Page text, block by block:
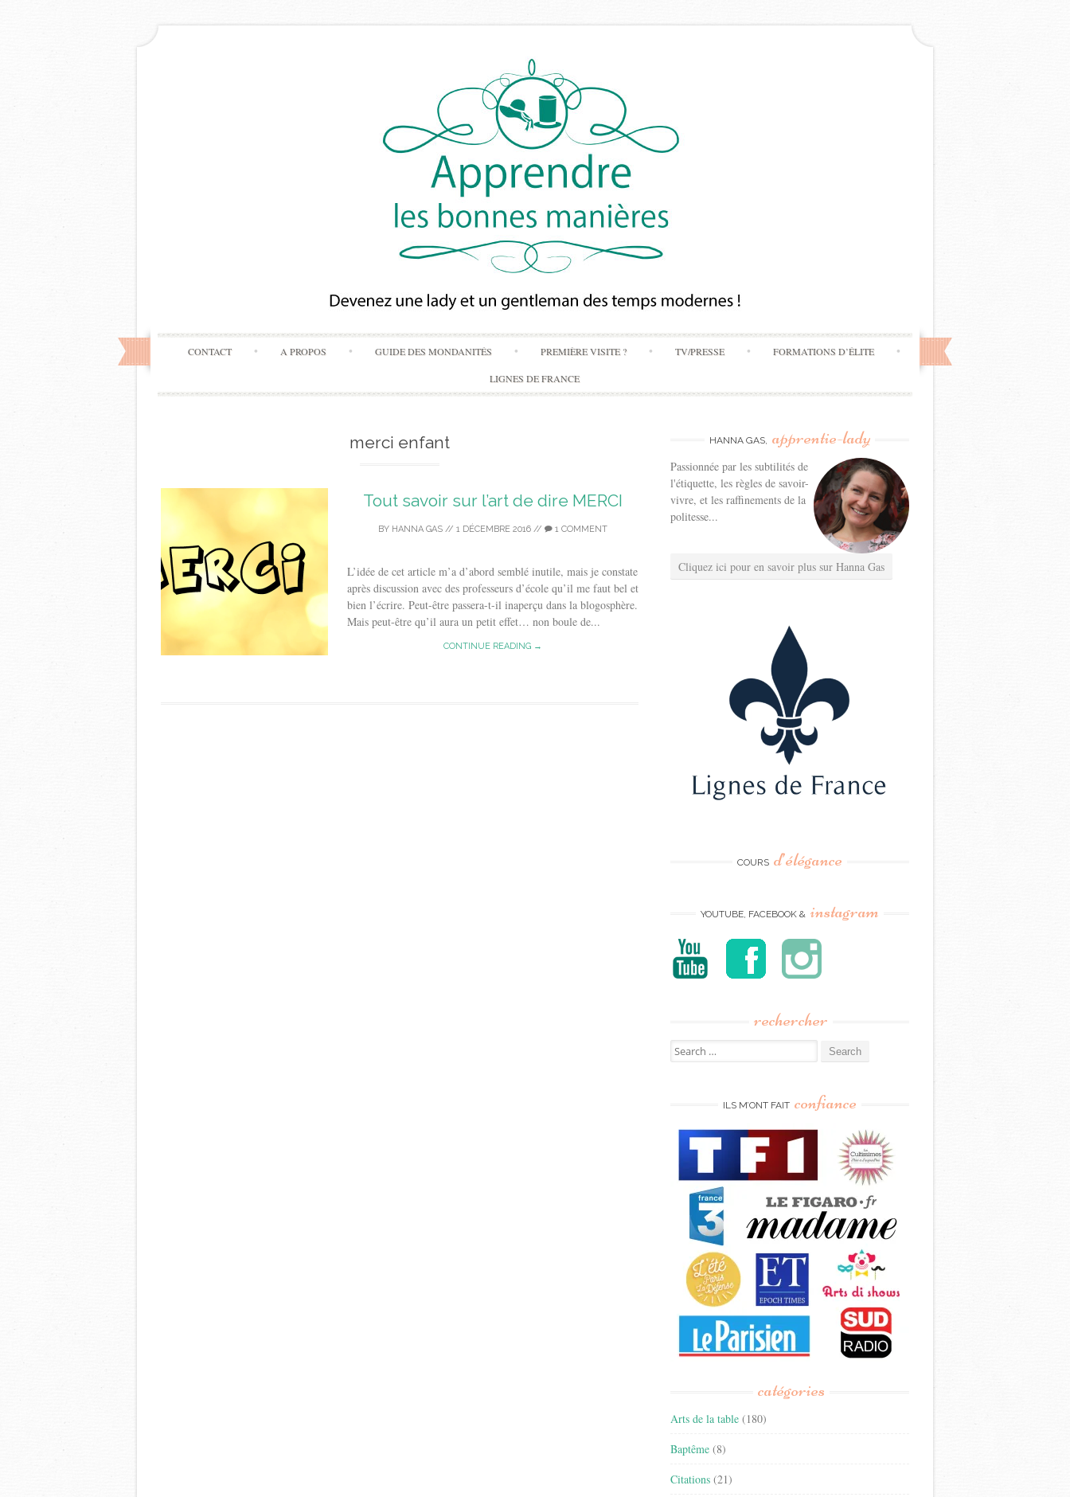
Skip
to
content
CONTACT A PROPOS GUIDE DES MONDANITÉS PREMIÈRE VISITE ? TV/PRESSE FORMATIONS D’ÉLITE
LIGNES DE FRANCE
merci enfant
Tout savoir sur l’art de dire MERCI
BY HANNA GAS // 1 DÉCEMBRE 2016 // 1 COMMENT
L’idée de cet article m’a d’abord semblé inutile, mais je constate
après discussion avec des professeurs d’école qu’il me faut bel et
bien l’écrire. Peut-être passera-t-il inaperçu dans la blogosphère.
Mais peut-être qu’il aura un petit effet… non boule de...
CONTINUE READING →
HANNA GAS, apprentie-lady
Passionnée par les subtilités de
l'étiquette, les règles de savoir-
vivre, et les raffinements de la
politesse...
Cliquez ici pour en savoir plus sur Hanna Gas
COURS d’élégance
YOUTUBE, FACEBOOK & instagram
rechercher
Search
for:
ILS M’ONT FAIT confiance
catégories
Arts de la table (180)
Baptême (8)
Citations (21)